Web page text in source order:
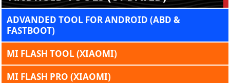
ADVANDED TOOL FOR ANDROID (ABD &
FASTBOOT)
MI FLASH TOOL (XIAOMI)
MI FLASH PRO (XIAOMI)